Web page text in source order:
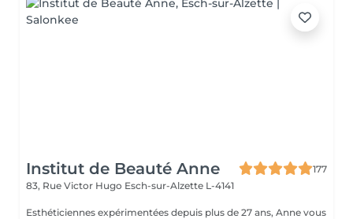
Institut de Beauté Anne
177
83, Rue Victor Hugo Esch-sur-Alzette L-4141
Esthéticiennes expérimentées depuis plus de 27 ans, Anne vous